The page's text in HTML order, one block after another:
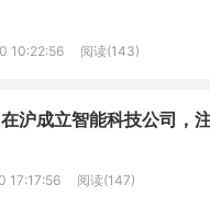
10:22:56 阅读(143)
沪成立智能科技公司，
17:17:56 阅读(147)